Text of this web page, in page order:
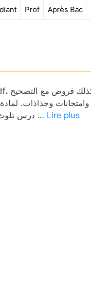
Prof Après Bac
وامتحانات وجذاذات.
درس تلوث المياه جذع مشترك اداب و علوم انسانية مقسمة بالعربية في الجدول, وبالفرنسية عبر خانة “علوم … Lire plus